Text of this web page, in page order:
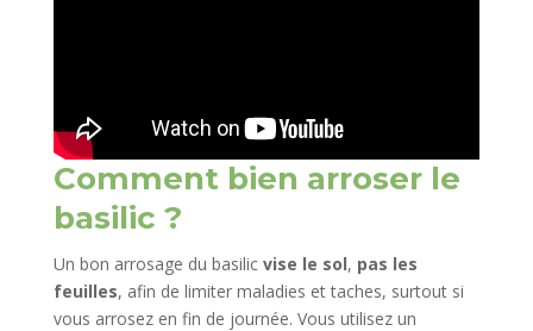
Comment bien arroser le
basilic ?
Un bon arrosage du basilic vise le sol, pas les
feuilles, afin de limiter maladies et taches, surtout si
vous arrosez en fin de journée. Vous utilisez un